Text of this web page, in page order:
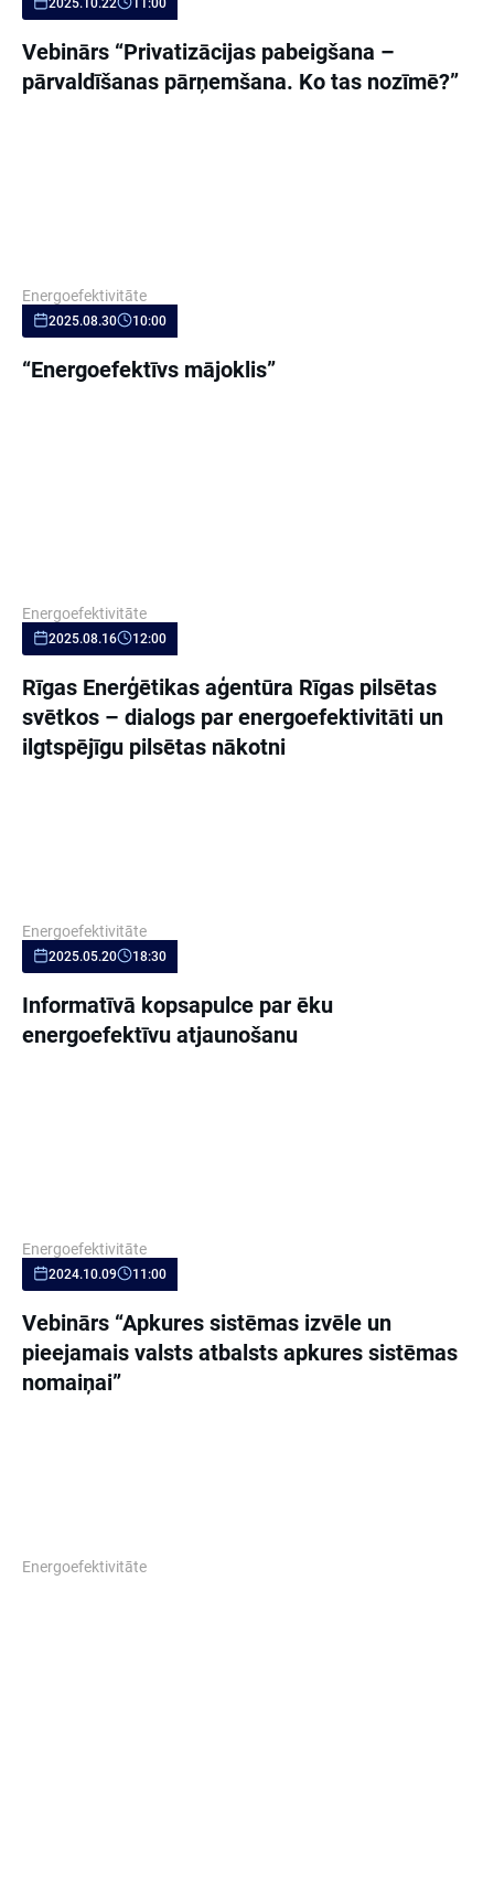
2025.10.22 11:00
Vebinārs “Privatizācijas pabeigšana –
pārvaldīšanas pārņemšana. Ko tas nozīmē?”
Energoefektivitāte
2025.08.30 10:00
“Energoefektīvs mājoklis”
Energoefektivitāte
2025.08.16 12:00
Rīgas Enerģētikas aģentūra Rīgas pilsētas
svētkos – dialogs par energoefektivitāti un
ilgtspējīgu pilsētas nākotni
Energoefektivitāte
2025.05.20 18:30
Informatīvā kopsapulce par ēku
energoefektīvu atjaunošanu
Energoefektivitāte
2024.10.09 11:00
Vebinārs “Apkures sistēmas izvēle un
pieejamais valsts atbalsts apkures sistēmas
nomaiņai”
Energoefektivitāte